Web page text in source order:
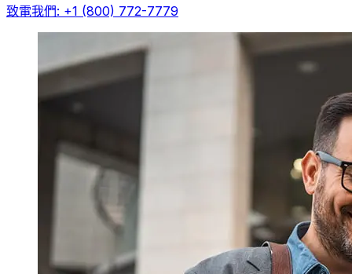
致電我們: +1 (800) 772-7779